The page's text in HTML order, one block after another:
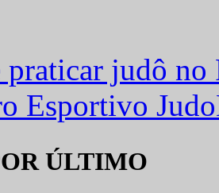
praticar judô
Esportivo
ÚLTIMO